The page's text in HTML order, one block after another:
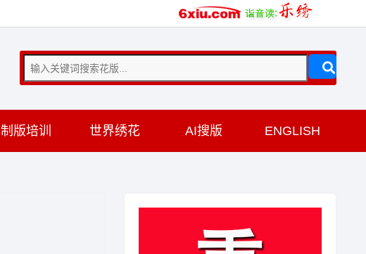
制版培训 世界绣花 AI搜版 ENGLISH